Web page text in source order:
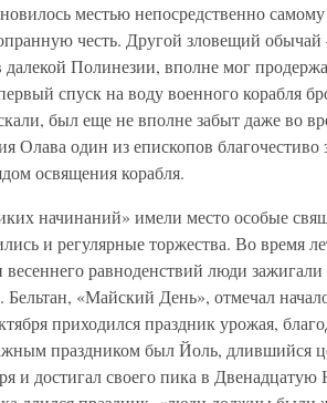
местью непосредственно
честь. Другой зловещий
Полинезии, вполне мог
спуск на воду военного корабля
был еще не вполне забыт даже во
Олава один из епископов
освящения корабля.
начинаний» имели место особые
и регулярные торжества. Во время
равноденствий люди зажигали
«Майский День», отмечал
приходился праздник урожая,
праздником был Йоль, длившийся
и достигал своего пика в